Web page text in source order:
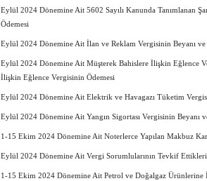
Eylül 2024 Dönemine Ait 5602 Sayılı Kanunda Tanımlanan
Ödemesi
Eylül 2024 Dönemine Ait İlan ve Reklam Vergisinin Beyanı ve
Eylül 2024 Dönemine Ait Müşterek Bahislere İlişkin Eğlence
İlişkin Eğlence Vergisinin Ödemesi
Eylül 2024 Dönemine Ait Elektrik ve Havagazı Tüketim
Eylül 2024 Dönemine Ait Yangın Sigortası Vergisinin Beyanı
1-15 Ekim 2024 Dönemine Ait Noterlerce Yapılan Makbuz
Eylül 2024 Dönemine Ait Vergi Sorumlularının Tevkif
1-15 Ekim 2024 Dönemine Ait Petrol ve Doğalgaz Ürünlerine